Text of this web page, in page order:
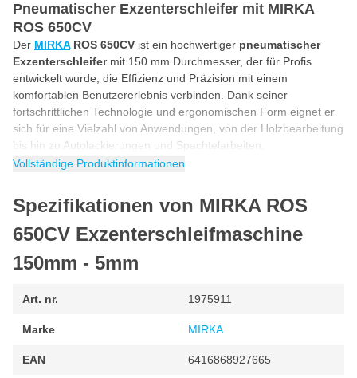
Pneumatischer Exzenterschleifer mit MIRKA
ROS 650CV
Der MIRKAROS 650CV ist ein hochwertiger pneumatischer
Exzenterschleifermit 150 mm Durchmesser, der für Profis
entwickelt wurde, die Effizienz und Präzision mit einem
komfortablen Benutzererlebnis verbinden. Dank seiner
fortschrittlichen Technologie und ergonomischen Form eignet er
sich für eine Vielzahl von Anwendungen, von der Holzbearbeitung
bis hin zu Autolackierungen und Spachtelarbeiten.
perfektes Gleichgewicht zwischen Geschwindigkeit und
Oberflächenqualität. Diese kurze Umlaufbahn sorgt für einen
effizienten Exzenterschliff , der Oberflächen schnell glättet,
ohne sichtbare Kratzer zu hinterlassen. Damit ist die Maschine
Metall und lackierten Oberflächen.
Pneumatisch angetriebene Schleifmaschine für
Der MIRKA ROS 650CV ist ein druckluftbetriebener Schleifer
Vollständige Produktinformationen
Spezifikationen von MIRKA ROS
650CV Exzenterschleifmaschine
150mm - 5mm
Art. nr. 1975911
Marke MIRKA
EAN 6416868927665